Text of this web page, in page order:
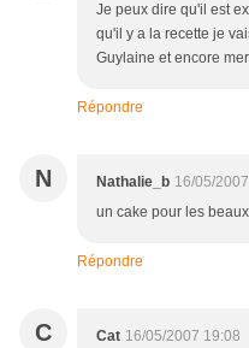
Je peux dire qu'il est
qu'il y a la recette je
Guylaine et encore
Répondre
N Nathalie_b 16/05/
un cake pour les
Répondre
C Cat 16/05/2007 19:08